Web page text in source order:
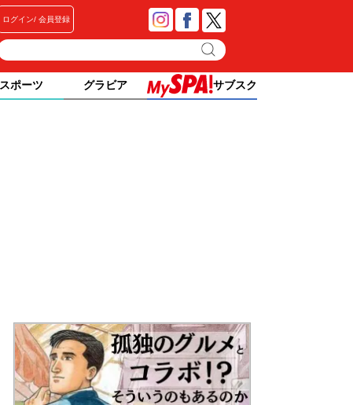
ログイン 会員登録
スポーツ グラビア サブスク